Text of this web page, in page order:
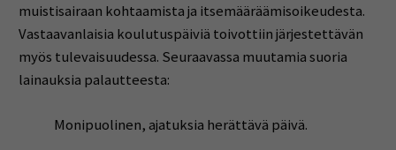
muistisairaan kohtaamista ja itsemääräämisoikeudesta.
Vastaavanlaisia koulutuspäiviä toivottiin järjestettävän
myös tulevaisuudessa. Seuraavassa muutamia suoria
lainauksia palautteesta:
Monipuolinen, ajatuksia herättävä päivä.